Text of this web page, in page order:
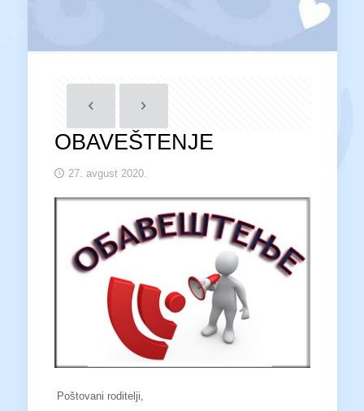
OBAVEŠTENJE
27. avgust 2020.
Poštovani roditelji,